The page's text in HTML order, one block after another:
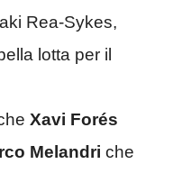
Rea-Sykes,
lotta per il
Xavi Forés
Melandri che